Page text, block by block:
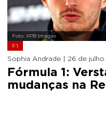
Foto: XPB Images
F1
Sophia Andrade | 26 de julho
Fórmula 1:
mudanças na